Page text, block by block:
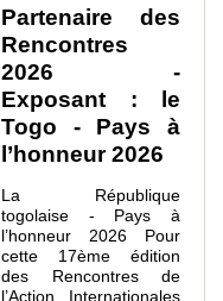
Partenaire des
Rencontres
2026 -
Exposant : le
Togo - Pays à
l’honneur 2026
La République
togolaise - Pays à
l’honneur 2026 Pour
cette 17ème édition
des Rencontres de
l’Action Internationales